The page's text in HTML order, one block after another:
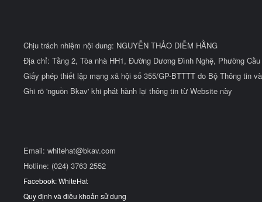
Chịu trách nhiệm nội dung: NGUYỄN THẢO DIỄM HẰNG
Địa chỉ: Tầng 2, Tòa nhà HH1, Đường Dương Đình Nghệ, Phường
Giấy phép thiết lập mạng xã hội số 355/GP-BTTTT do Bộ Thông tin
Ghi rõ 'nguồn Bkav' khi phát hành lại thông tin từ Website này
Email: whitehat@bkav.com
Hotline: (024) 3763 2552
Facebook: WhiteHat
Quy định và điều khoản sử dụng